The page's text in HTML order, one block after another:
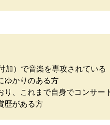
）で音楽を専攻されている
ゆかりのある方
、これまで自身でコンサー
歴がある方